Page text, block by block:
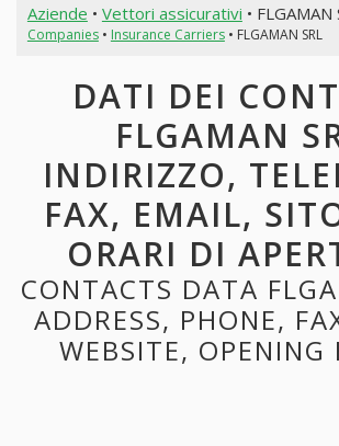
Aziende • Vettori assicurativi • FLGAMAN
Companies• Insurance Carriers• FLGAMAN SRL
DATI DEI
FLGAMAN
INDIRIZZO,
FAX, EMAIL,
ORARI DI
CONTACTS DATA
ADDRESS, PHONE,
WEBSITE, OPENING